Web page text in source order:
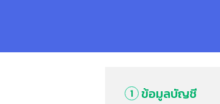
1 ข้อมูลบัญชี